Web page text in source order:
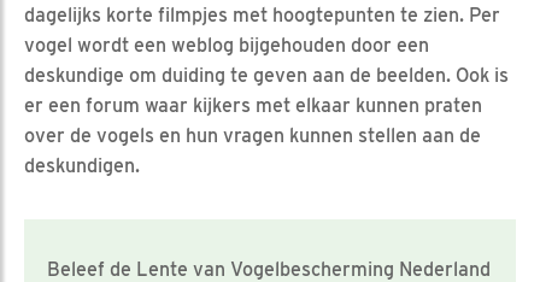
dagelijks korte filmpjes met hoogtepunten te zien. Per
vogel wordt een weblog bijgehouden door een
deskundige om duiding te geven aan de beelden. Ook is
er een forum waar kijkers met elkaar kunnen praten
over de vogels en hun vragen kunnen stellen aan de
deskundigen.
Beleef de Lente van Vogelbescherming Nederland